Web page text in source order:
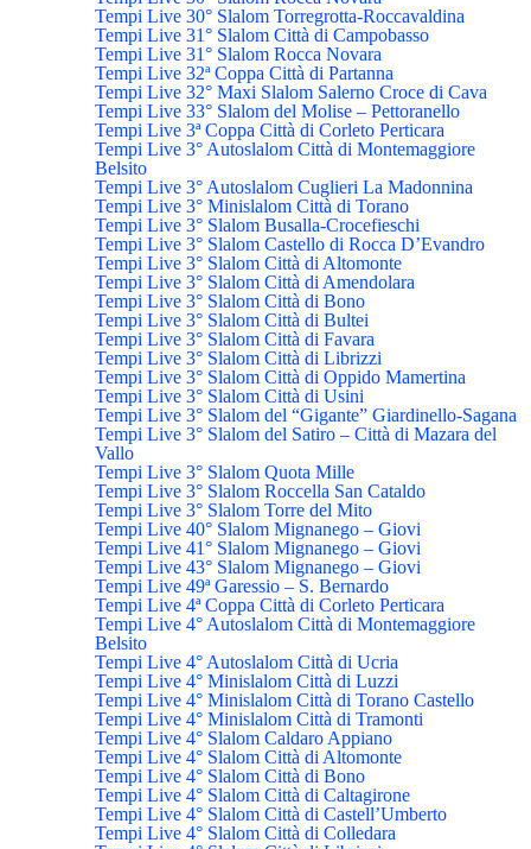
Tempi Live 30° Slalom Torregrotta-Roccavaldina
Tempi Live 31° Slalom Città di Campobasso
Tempi Live 31° Slalom Rocca Novara
Tempi Live 32ª Coppa Città di Partanna
Tempi Live 32° Maxi Slalom Salerno Croce di Cava
Tempi Live 33° Slalom del Molise – Pettoranello
Tempi Live 3ª Coppa Città di Corleto Perticara
Tempi Live 3° Autoslalom Città di Montemaggiore
Belsito
Tempi Live 3° Autoslalom Cuglieri La Madonnina
Tempi Live 3° Minislalom Città di Torano
Tempi Live 3° Slalom Busalla-Crocefieschi
Tempi Live 3° Slalom Castello di Rocca D’Evandro
Tempi Live 3° Slalom Città di Altomonte
Tempi Live 3° Slalom Città di Amendolara
Tempi Live 3° Slalom Città di Bono
Tempi Live 3° Slalom Città di Bultei
Tempi Live 3° Slalom Città di Favara
Tempi Live 3° Slalom Città di Librizzi
Tempi Live 3° Slalom Città di Oppido Mamertina
Tempi Live 3° Slalom Città di Usini
Tempi Live 3° Slalom del “Gigante” Giardinello-Sagana
Tempi Live 3° Slalom del Satiro – Città di Mazara del
Vallo
Tempi Live 3° Slalom Quota Mille
Tempi Live 3° Slalom Roccella San Cataldo
Tempi Live 3° Slalom Torre del Mito
Tempi Live 40° Slalom Mignanego – Giovi
Tempi Live 41° Slalom Mignanego – Giovi
Tempi Live 43° Slalom Mignanego – Giovi
Tempi Live 49ª Garessio – S. Bernardo
Tempi Live 4ª Coppa Città di Corleto Perticara
Tempi Live 4° Autoslalom Città di Montemaggiore
Belsito
Tempi Live 4° Autoslalom Città di Ucria
Tempi Live 4° Minislalom Città di Luzzi
Tempi Live 4° Minislalom Città di Torano Castello
Tempi Live 4° Minislalom Città di Tramonti
Tempi Live 4° Slalom Caldaro Appiano
Tempi Live 4° Slalom Città di Altomonte
Tempi Live 4° Slalom Città di Bono
Tempi Live 4° Slalom Città di Caltagirone
Tempi Live 4° Slalom Città di Castell’Umberto
Tempi Live 4° Slalom Città di Colledara